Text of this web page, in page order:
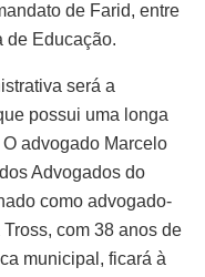
de Farid, entre
de Educação.
será a
possui uma longa
advogado Marcelo
Advogados do
como advogado-
com 38 anos de
municipal, ficará à